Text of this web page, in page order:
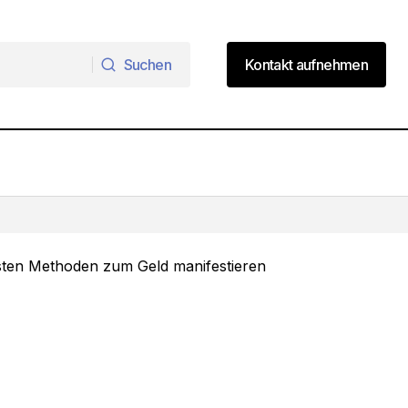
Suchen
Kontakt aufnehmen
Kontakt aufnehmen